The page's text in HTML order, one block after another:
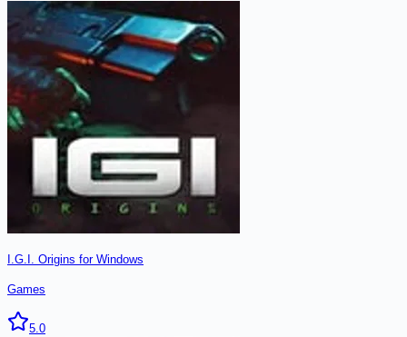
I.G.I. Origins for Windows
Games
5.0